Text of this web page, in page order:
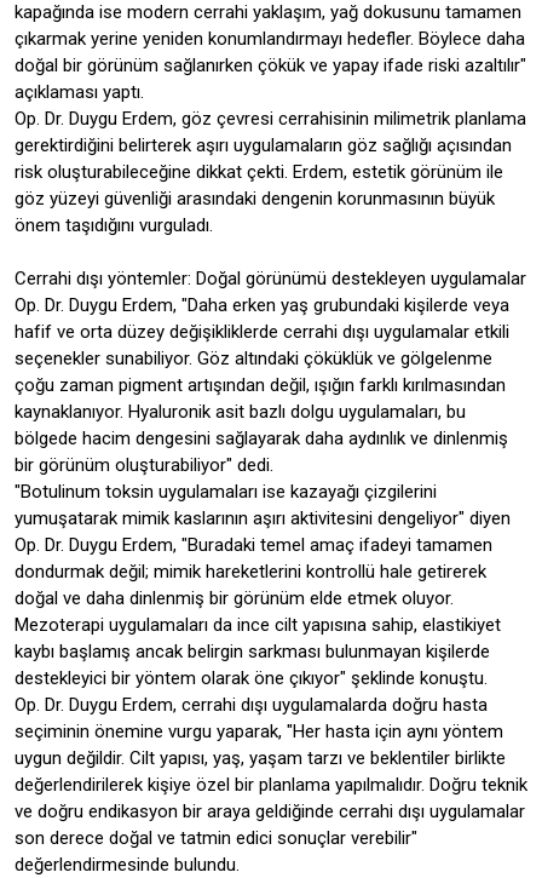
kapağında ise modern cerrahi yaklaşım, yağ dokusunu tamamen
çıkarmak yerine yeniden konumlandırmayı hedefler. Böylece daha
doğal bir görünüm sağlanırken çökük ve yapay ifade riski azaltılır"
açıklaması yaptı.
Op. Dr. Duygu Erdem, göz çevresi cerrahisinin milimetrik planlama
gerektirdiğini belirterek aşırı uygulamaların göz sağlığı açısından
risk oluşturabileceğine dikkat çekti. Erdem, estetik görünüm ile
göz yüzeyi güvenliği arasındaki dengenin korunmasının büyük
önem taşıdığını vurguladı.
Cerrahi dışı yöntemler: Doğal görünümü destekleyen uygulamalar
Op. Dr. Duygu Erdem, "Daha erken yaş grubundaki kişilerde veya
hafif ve orta düzey değişikliklerde cerrahi dışı uygulamalar etkili
seçenekler sunabiliyor. Göz altındaki çöküklük ve gölgelenme
çoğu zaman pigment artışından değil, ışığın farklı kırılmasından
kaynaklanıyor. Hyaluronik asit bazlı dolgu uygulamaları, bu
bölgede hacim dengesini sağlayarak daha aydınlık ve dinlenmiş
bir görünüm oluşturabiliyor" dedi.
"Botulinum toksin uygulamaları ise kazayağı çizgilerini
yumuşatarak mimik kaslarının aşırı aktivitesini dengeliyor" diyen
Op. Dr. Duygu Erdem, "Buradaki temel amaç ifadeyi tamamen
dondurmak değil; mimik hareketlerini kontrollü hale getirerek
doğal ve daha dinlenmiş bir görünüm elde etmek oluyor.
Mezoterapi uygulamaları da ince cilt yapısına sahip, elastikiyet
kaybı başlamış ancak belirgin sarkması bulunmayan kişilerde
destekleyici bir yöntem olarak öne çıkıyor" şeklinde konuştu.
Op. Dr. Duygu Erdem, cerrahi dışı uygulamalarda doğru hasta
seçiminin önemine vurgu yaparak, "Her hasta için aynı yöntem
uygun değildir. Cilt yapısı, yaş, yaşam tarzı ve beklentiler birlikte
değerlendirilerek kişiye özel bir planlama yapılmalıdır. Doğru teknik
ve doğru endikasyon bir araya geldiğinde cerrahi dışı uygulamalar
son derece doğal ve tatmin edici sonuçlar verebilir"
değerlendirmesinde bulundu.